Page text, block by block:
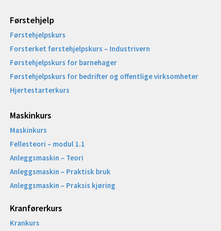
Førstehjelp
Førstehjelpskurs
Forsterket førstehjelpskurs – Industrivern
Førstehjelpskurs for barnehager
Førstehjelpskurs for bedrifter og offentlige virksomheter
Hjertestarterkurs
Maskinkurs
Maskinkurs
Fellesteori – modul 1.1
Anleggsmaskin – Teori
Anleggsmaskin – Praktisk bruk
Anleggsmaskin – Praksis kjøring
Kranførerkurs
Krankurs